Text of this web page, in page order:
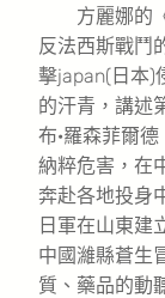
方麗娜的
反法西斯戰鬥
擊japan(日本)
的汗青，講述
布·羅森菲爾
納粹危害，在
奔赴各地投身
日軍在山東建
中國濰縣蒼生
質、藥品的動